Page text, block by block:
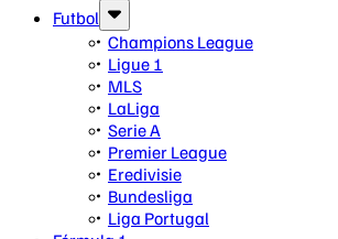
Futbol
Champions League
Ligue 1
MLS
LaLiga
Serie A
Premier League
Eredivisie
Bundesliga
Liga Portugal